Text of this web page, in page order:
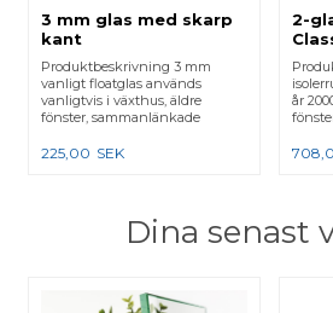
3 mm glas med skarp
kant
Produktbeskrivning 3 mm
vanligt floatglas används
vanligtvis i växthus, äldre
fönster, sammanlänkade
225,00 SEK
2-
år
Dina senast